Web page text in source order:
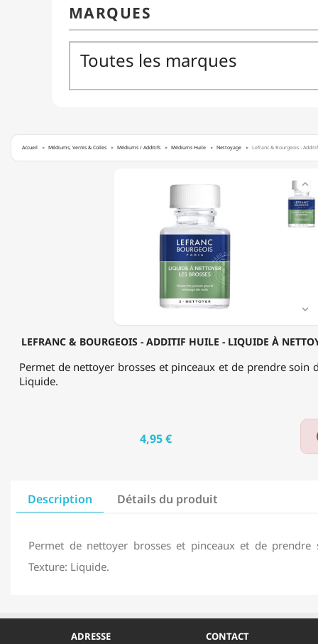
Accueil Médiums, Vernis & Colles Médiums / Additifs Médiums Huile Nettoyage Lefranc & Bourgeois -
75ML
LEFRANC & BOURGEOIS - ADDITIF HUILE - LIQUIDE À


Permet de nettoyer brosses et pinceaux et de prendre soin
Liquide.
4,95 €
Description Détails du produit
Permet de nettoyer brosses et pinceaux et de prendre
Texture: Liquide.
ADRESSE CONTACT